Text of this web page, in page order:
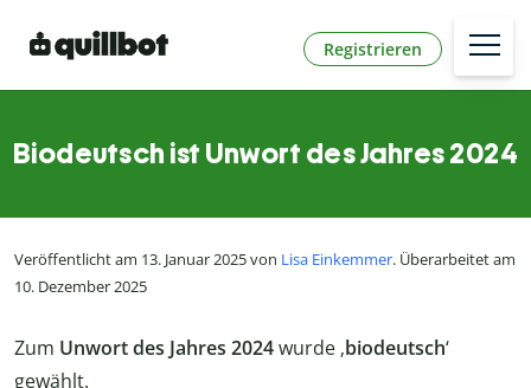
Registrieren
Biodeutsch ist Unwort des Jahres 2024
Veröffentlicht am 13. Januar 2025 von Lisa Einkemmer. Überarbeitet am
10. Dezember 2025
Zum Unwort des Jahres 2024wurde ‚biodeutsch‘
gewählt.